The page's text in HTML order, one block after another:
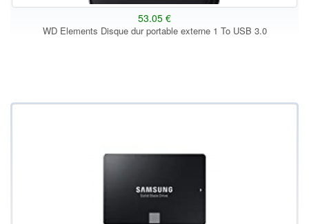
53.05 €
WD Elements Disque dur portable externe 1 To USB 3.0